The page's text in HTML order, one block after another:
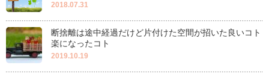
2018.07.31
断捨離は途中経過だけど片付けた空間が招いた良いコト
楽になったコト
2019.10.19